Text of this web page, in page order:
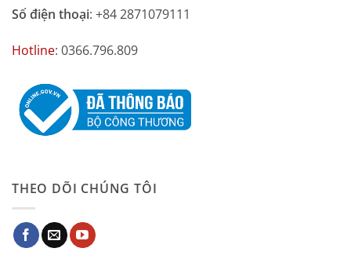
Số điện thoại: +84 2871079111
Hotline: 0366.796.809
THEO DÕI CHÚNG TÔI